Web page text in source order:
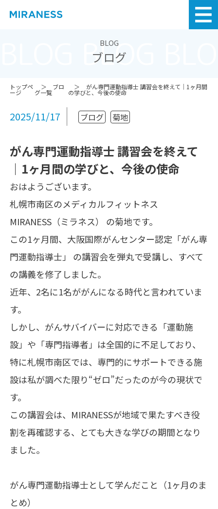
BLOG BLOG
BLOG
ブログ
トップペ
ージ
ブロ
グ一覧
がん専門運動指導士 講習会を終えて｜1ヶ月間
の学びと、今後の使命
2025/11/17 ブログ 菊地
がん専門運動指導士 講習会を終えて
｜1ヶ月間の学びと、今後の使命
おはようございます。
札幌市南区のメディカルフィットネス
MIRANESS（ミラネス） の菊地です。
この1ヶ月間、大阪国際がんセンター認定「がん専
門運動指導士」 の講習会を弾丸で受講し、すべて
の講義を修了しました。
近年、2名に1名ががんになる時代と言われていま
す。
しかし、がんサバイバーに対応できる「運動施
設」や「専門指導者」は全国的に不足しており、
特に札幌市南区では、専門的にサポートできる施
設は私が調べた限り“ゼロ”だったのが今の現状で
す。
この講習会は、MIRANESSが地域で果たすべき役
割を再確認する、とても大きな学びの期間となり
ました。
がん専門運動指導士として学んだこと（1ヶ月のま
とめ）